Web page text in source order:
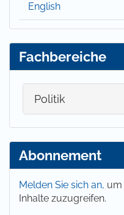
English
Fachbereiche
Politik
Abonnement
Melden Sie sich an, um
Inhalte zuzugreifen.